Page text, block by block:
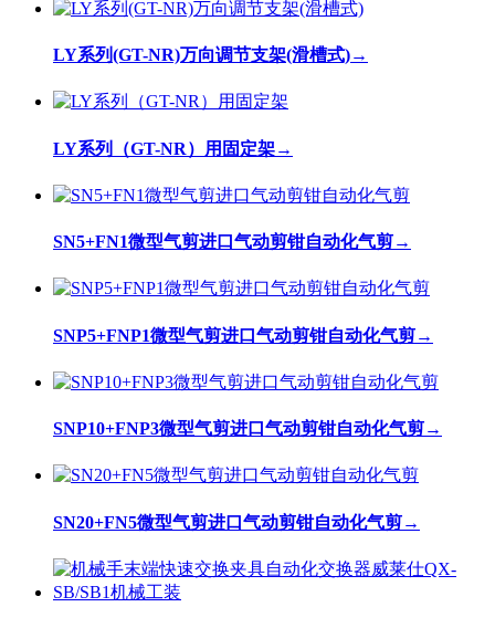
LY系列(GT-NR)万向调节支架(滑槽式)→
LY系列（GT-NR）用固定架→
SN5+FN1微型气剪进口气动剪钳自动化气剪→
SNP5+FNP1微型气剪进口气动剪钳自动化气剪→
SNP10+FNP3微型气剪进口气动剪钳自动化气剪→
SN20+FN5微型气剪进口气动剪钳自动化气剪→